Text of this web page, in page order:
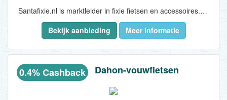
Santafixie.nl is marktleider in fixie fietsen en accessoires. Deze coole fietsen in hippe kleuren veroveren in hoog tempo de Nederlandse steden. Fixies, ook wel fixed gear fietsen genoemd, komen van oorsprong uit Amerika waar ze gebruikt worden door de fiets couriers in New York...
Bekijk aanbieding
Meer informatie
0.4% Cashback Dahon-vouwfietsen